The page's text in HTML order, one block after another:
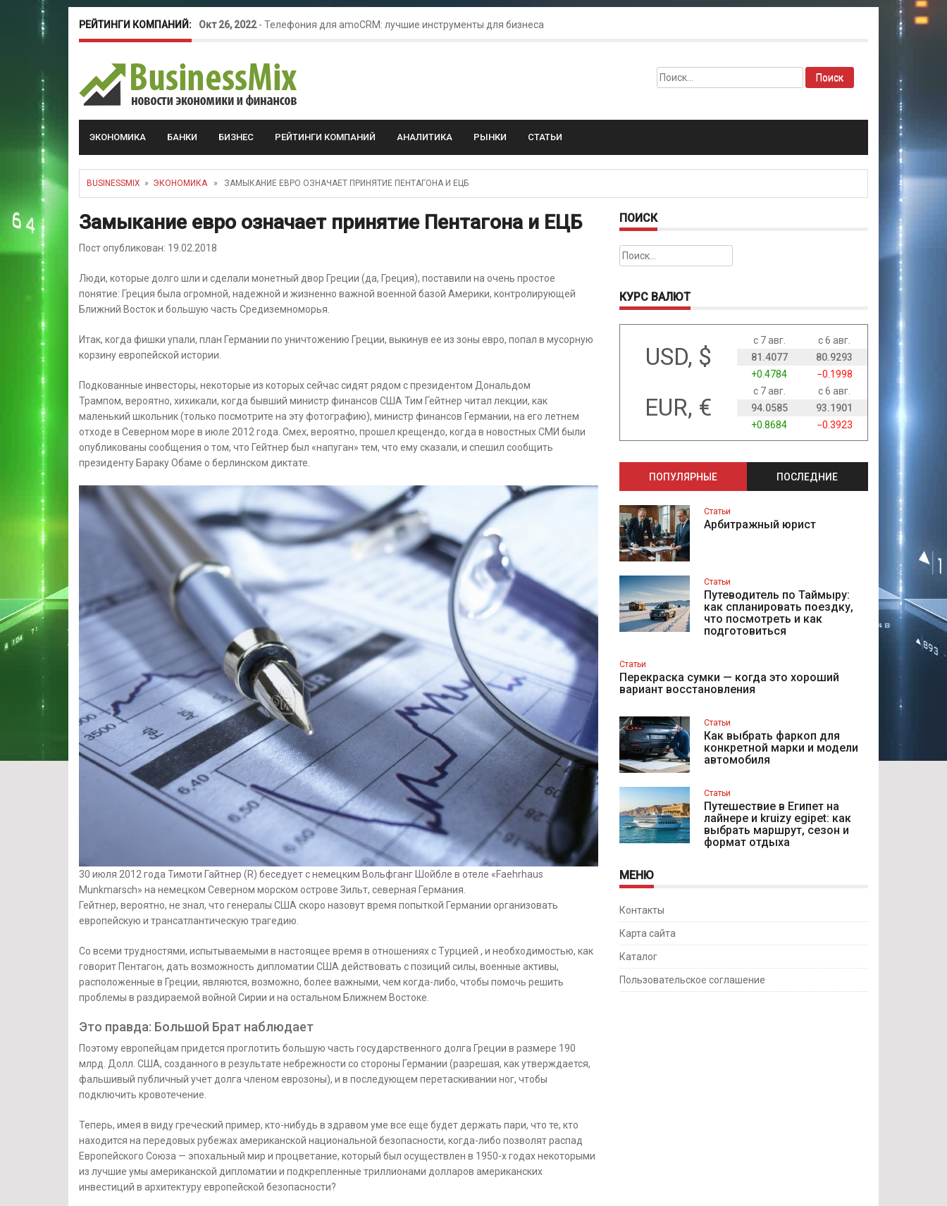
РЕЙТИНГИ КОМПАНИЙ: Окт 26, 2022- Телефония для amoCRM: лучшие инструменты для бизнеса
Найти:
ЭКОНОМИКА БАНКИ БИЗНЕС РЕЙТИНГИ КОМПАНИЙ АНАЛИТИКА РЫНКИ СТАТЬИ
BUSINESSMIX » ЭКОНОМИКА» ЗАМЫКАНИЕ ЕВРО ОЗНАЧАЕТ ПРИНЯТИЕ ПЕНТАГОНА И ЕЦБ
Замыкание евро означает принятие Пентагона и ЕЦБ
Пост опубликован: 19.02.2018
Люди, которые долго шли и сделали монетный двор Греции (да, Греция), поставили на очень простое
понятие: Греция была огромной, надежной и жизненно важной военной базой Америки, контролирующей
Ближний Восток и большую часть Средиземноморья.
Итак, когда фишки упали, план Германии по уничтожению Греции, выкинув ее из зоны евро, попал в мусорную
корзину европейской истории.
Подкованные инвесторы, некоторые из которых сейчас сидят рядом с президентом Дональдом
Трампом, вероятно, хихикали, когда бывший министр финансов США Тим Гейтнер читал лекции, как
маленький школьник (только посмотрите на эту фотографию), министр финансов Германии, на его летнем
отходе в Северном море в июле 2012 года. Смех, вероятно, прошел крещендо, когда в новостных СМИ были
опубликованы сообщения о том, что Гейтнер был «напуган» тем, что ему сказали, и спешил сообщить
президенту Бараку Обаме о берлинском диктате.
30 июля 2012 года Тимоти Гайтнер (R) беседует с немецким Вольфганг Шойбле в отеле «Faehrhaus
Munkmarsch» на немецком Северном морском острове Зильт, северная Германия.
Гейтнер, вероятно, не знал, что генералы США скоро назовут время попыткой Германии организовать
европейскую и трансатлантическую трагедию.
Со всеми трудностями, испытываемыми в настоящее время в отношениях с Турцией , и необходимостью, как
говорит Пентагон, дать возможность дипломатии США действовать с позиций силы, военные активы,
расположенные в Греции, являются, возможно, более важными, чем когда-либо, чтобы помочь решить
проблемы в раздираемой войной Сирии и на остальном Ближнем Востоке.
Это правда: Большой Брат наблюдает
Поэтому европейцам придется проглотить большую часть государственного долга Греции в размере 190
млрд. Долл. США, созданного в результате небрежности со стороны Германии (разрешая, как утверждается,
фальшивый публичный учет долга членом еврозоны), и в последующем перетаскивании ног, чтобы
подключить кровотечение.
Теперь, имея в виду греческий пример, кто-нибудь в здравом уме все еще будет держать пари, что те, кто
находится на передовых рубежах американской национальной безопасности, когда-либо позволят распад
Европейского Союза — эпохальный мир и процветание, который был осуществлен в 1950-х годах некоторыми
из лучшие умы американской дипломатии и подкрепленные триллионами долларов американских
инвестиций в архитектуру европейской безопасности?
ПОИСК
Найти:
КУРС ВАЛЮТ
USD, $
с 7 авг.
с 6 авг.
81.4077
80.9293
+0.4784
−0.1998
EUR, €
с 7 авг.
с 6 авг.
94.0585
93.1901
+0.8684
−0.3923
ПОПУЛЯРНЫЕ ПОСЛЕДНИЕ
Статьи
Арбитражный юрист
Статьи
Путеводитель по Таймыру:
как спланировать поездку,
что посмотреть и как
подготовиться
Статьи
Перекраска сумки — когда это хороший
вариант восстановления
Статьи
Как выбрать фаркоп для
конкретной марки и модели
автомобиля
Статьи
Путешествие в Египет на
лайнере и kruizy egipet: как
выбрать маршрут, сезон и
формат отдыха
МЕНЮ
Контакты
Карта сайта
Каталог
Пользовательское соглашение